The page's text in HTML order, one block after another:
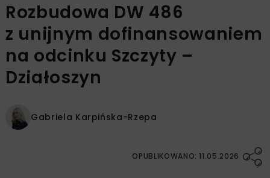
Rozbudowa DW 486
z unijnym dofinansowaniem
na odcinku Szczyty –
Działoszyn
Gabriela Karpińska-Rzepa
OPUBLIKOWANO: 11.05.2026